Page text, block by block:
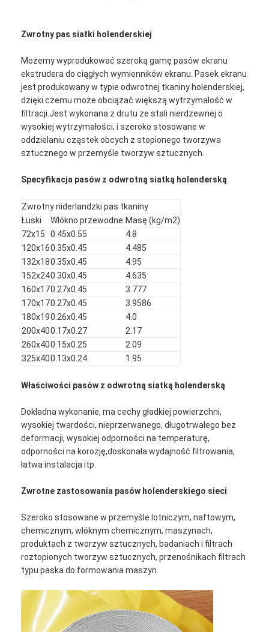
Dom
Produkty
O nas
Zwrotny pas siatki holenderskiej
Możemy wyprodukować szeroką gamę pasów ekranu
ekstrudera do ciągłych wymienników ekranu. Pasek ekranu
jest produkowany w typie odwrotnej tkaniny holenderskiej,
dzięki czemu może obciążać większą wytrzymałość w
filtracji.Jest wykonana z drutu ze stali nierdzewnej o
wysokiej wytrzymałości, i szeroko stosowane w
oddzielaniu cząstek obcych z stopionego tworzywa
sztucznego w przemyśle tworzyw sztucznych.
Specyfikacja pasów z odwrotną siatką holenderską
Zwrotny niderlandzki pas tkaniny
Łuski
Włókno przewodne. Masę (kg/m2)
72x15
0.45x0.55
4.8
120x160.35x0.45
4.485
132x180.35x0.45
4.95
152x240.30x0.45
4.635
160x170.27x0.45
3.777
170x170.27x0.45
3.9586
180x190.26x0.45
4.0
200x400.17x0.27
2.17
260x400.15x0.25
2.09
325x400.13x0.24 1.95
Właściwości pasów z odwrotną siatką holenderską
Dokładna wykonanie, ma cechy gładkiej powierzchni,
wysokiej twardości, nieprzerwanego, długotrwałego bez
deformacji, wysokiej odporności na temperaturę,
odporności na korozję,doskonała wydajność filtrowania,
łatwa instalacja itp.
Zwrotne zastosowania pasów holenderskiego sieci
Szeroko stosowane w przemyśle lotniczym, naftowym,
chemicznym, włóknym chemicznym, maszynach,
produktach z tworzyw sztucznych, badaniach i filtrach
roztopionych tworzyw sztucznych, przenośnikach filtrach
typu paska do formowania maszyn.